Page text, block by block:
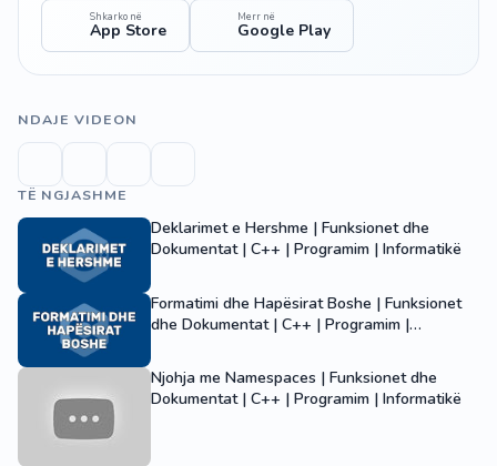
Shkarko në
App Store
Merr në
Google Play
NDAJE VIDEON
TË NGJASHME
Deklarimet e Hershme | Funksionet dhe
Dokumentat | C++ | Programim | Informatikë
Formatimi dhe Hapësirat Boshe | Funksionet
dhe Dokumentat | C++ | Programim |
Njohja me Namespaces | Funksionet dhe
Dokumentat | C++ | Programim | Informatikë